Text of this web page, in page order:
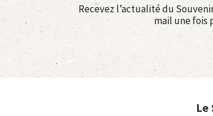
Recevez l’actualité du
mail une fois
Le